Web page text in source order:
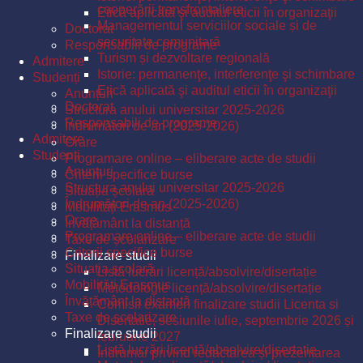
Etică aplicată şi auditul eticii în organizaţii
Doctorat
Responsabili de programe
Admitere
Studenți
Anunțuri
Structura anului universitar 2025-2026
Îndrumători de an (2025-2026)
Orare
Programare online – eliberare acte de studii
Criterii specifice burse
Situația școlară
Mobilități Erasmus
Învățământ la distanță
Taxe de școlarizare
Finalizare studii
Listă lucrări licență/absolvire/disertație
Metodologie licență/absolvire/disertație
Comisii examen finalizare studii Licenta si
Disertatie, sesiunile iulie, septembrie 2026 și
februarie 2027
Îndrumar privind redactarea și prezentarea
cooperării transfrontaliere
Managementul serviciilor sociale și de
securitate comunitară
Turism și dezvoltare regională
Istorie: permanenţe, interferenţe şi schimbare
Etică aplicată şi auditul eticii în organizaţii
Doctorat
Responsabili de programe
Admitere
Studenți
Anunțuri
Structura anului universitar 2025-2026
Îndrumători de an (2025-2026)
Orare
Programare online – eliberare acte de studii
Criterii specifice burse
Situația școlară
Mobilități Erasmus
Învățământ la distanță
Taxe de școlarizare
Finalizare studii
Listă lucrări licență/absolvire/disertație